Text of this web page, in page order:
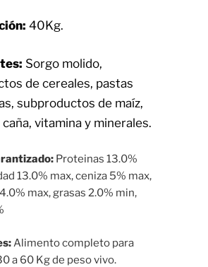
40Kg.
Sorgo molido,
de cereales, pastas
subproductos de maíz,
caña, vitamina y minerales.
Proteinas 13.0%
13.0% max, ceniza 5% max,
max, grasas 2.0% min,
Alimento completo para
a 60 Kg de peso vivo.